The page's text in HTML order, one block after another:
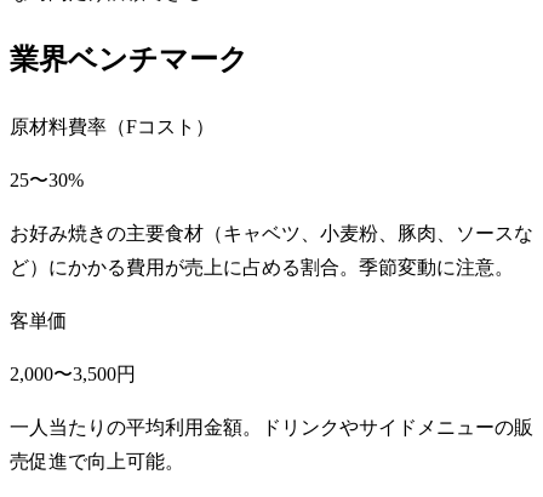
業界ベンチマーク
原材料費率（Fコスト）
25〜30%
お好み焼きの主要食材（キャベツ、小麦粉、豚肉、ソースな
ど）にかかる費用が売上に占める割合。季節変動に注意。
客単価
2,000〜3,500円
一人当たりの平均利用金額。ドリンクやサイドメニューの販
売促進で向上可能。